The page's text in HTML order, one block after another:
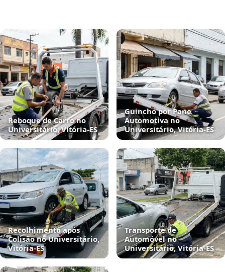
Reboque de Carro no
Universitário, Vitória‑ES
Guincho por Pane
Automotiva no
Universitário, Vitória‑ES
Recolhimento após
Colisão no Universitário,
Vitória‑ES
Transporte de
Automóvel no
Universitário, Vitória‑ES